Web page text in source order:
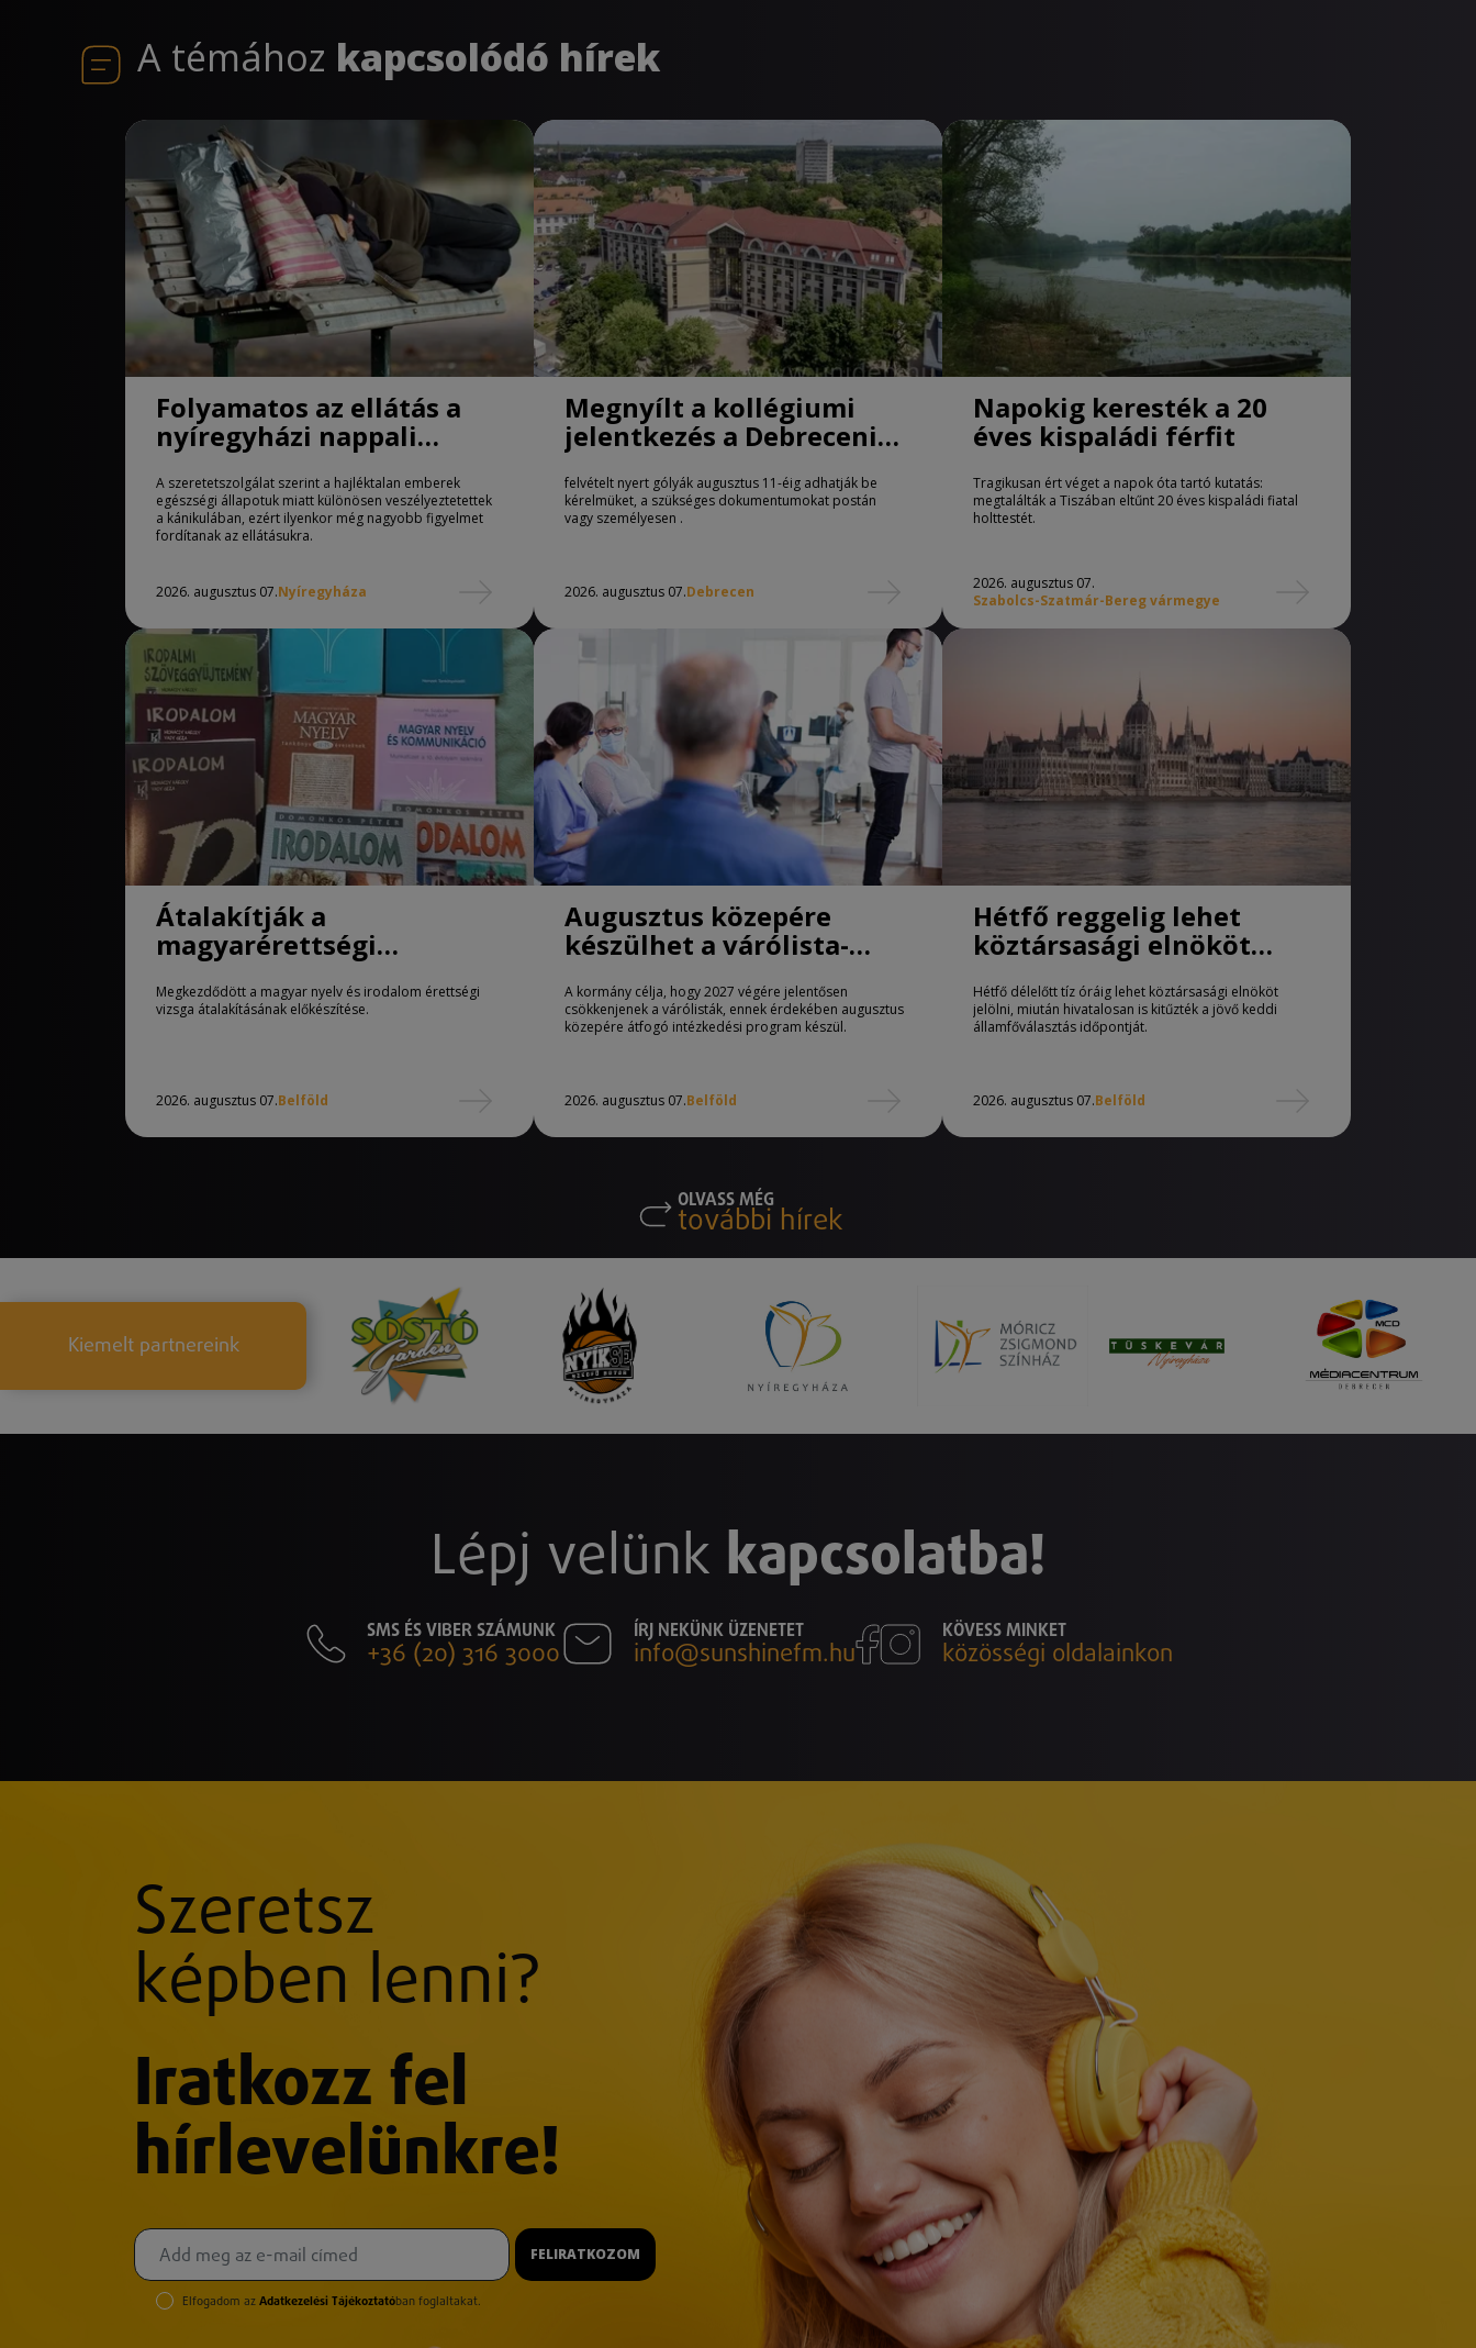
A témához kapcsolódó hírek
Folyamatos az ellátás a
nyíregyházi nappali
melegedőben
A szeretetszolgálat szerint a hajléktalan emberek
egészségi állapotuk miatt különösen veszélyeztetettek
a kánikulában, ezért ilyenkor még nagyobb figyelmet
fordítanak az ellátásukra.
2026. augusztus 07.Nyíregyháza
Megnyílt a kollégiumi
jelentkezés a Debreceni
Egyetemen
felvételt nyert gólyák augusztus 11-éig adhatják be
kérelmüket, a szükséges dokumentumokat postán
vagy személyesen .
2026. augusztus 07.Debrecen
Napokig keresték a 20
éves kispaládi férfit
Tragikusan ért véget a napok óta tartó kutatás:
megtalálták a Tiszában eltűnt 20 éves kispaládi fiatal
holttestét.
2026. augusztus 07.
Szabolcs-Szatmár-Bereg vármegye
Átalakítják a
magyarérettségi
követelményeit
Megkezdődött a magyar nyelv és irodalom érettségi
vizsga átalakításának előkészítése.
2026. augusztus 07.Belföld
Augusztus közepére
készülhet a várólista-
A kormány célja, hogy 2027 végére jelentősen
csökkenjenek a várólisták, ennek érdekében augusztus
közepére átfogó intézkedési program készül.
2026. augusztus 07.Belföld
Hétfő reggelig lehet
köztársasági elnököt
Hétfő délelőtt tíz óráig lehet köztársasági elnököt
jelölni, miután hivatalosan is kitűzték a jövő keddi
államfőválasztás időpontját.
2026. augusztus 07.Belföld
OLVASS MÉG
további hírek
Kiemelt partnereink
Lépj velünk kapcsolatba!
SMS ÉS VIBER SZÁMUNK
+36 (20) 316 3000
ÍRJ NEKÜNK ÜZENETET
info@sunshinefm.hu
KÖVESS MINKET
közösségi oldalainkon
Szeretsz
képben lenni?
Iratkozz fel
hírlevelünkre!
FELIRATKOZOM
Elfogadom az Adatkezelési Tájékoztatóban foglaltakat.